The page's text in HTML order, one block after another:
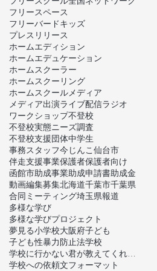
フリースペース
フリーバードキッズ
プレスリリース
ホームエディション
ホームエデュケーション
ホームスクーラー
ホームスクーリング
ホームスクールメディア
メディア出演ライブ配信ラジオ
ワークショップ不登校
不登校実態ニーズ調査
不登校支援団体中学生
事務スタッフ今じんこ仙台市
伴走支援事業保護者保護者向け
函館市助成事業助成申請書助成金
動画編集募集北海道千葉市千葉県
合同ミーティング埼玉県報道
多様な学び
多様な学びプロジェクト
夢見る小学校大阪府子ども
子ども性暴力防止法学校
学校に行かない君が教えてくれたこと
学校への依頼文フォーマット